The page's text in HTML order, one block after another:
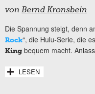
von Bernd Kronsbein
Die Spannung steigt, denn
Rock“, die Hulu-Serie, die
King bequem macht.
LESEN